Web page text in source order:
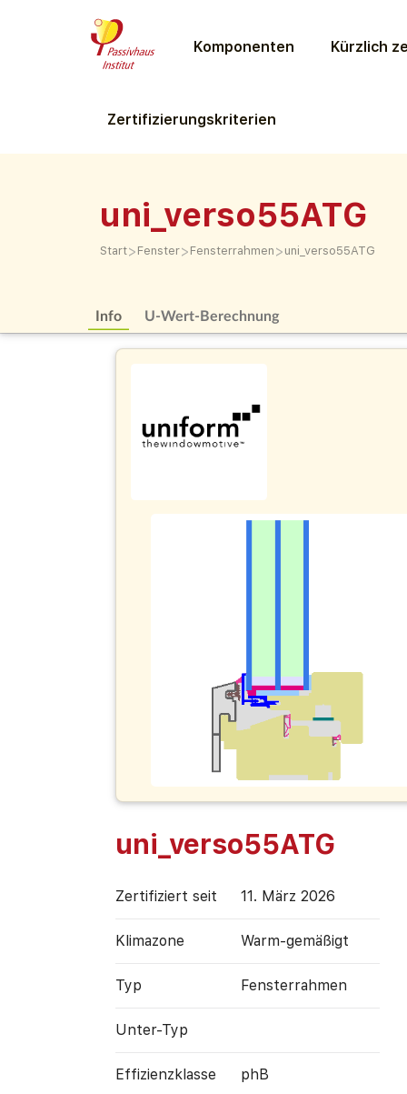
Komponenten Kürzlich
Zertifizierungs­kriterien
uni_verso55ATG
Start> Fenster> Fensterrahmen > uni_verso55ATG
Info U-Wert-Berechnung
uni_verso55ATG
Zertifiziert seit 11. März 2026
Klimazone Warm-gemäßigt
Typ Fensterrahmen
Unter-Typ
Effizienz­klasse phB